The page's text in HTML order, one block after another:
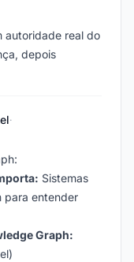
autoridade real do
depois
·
Sistemas
para entender
Graph: